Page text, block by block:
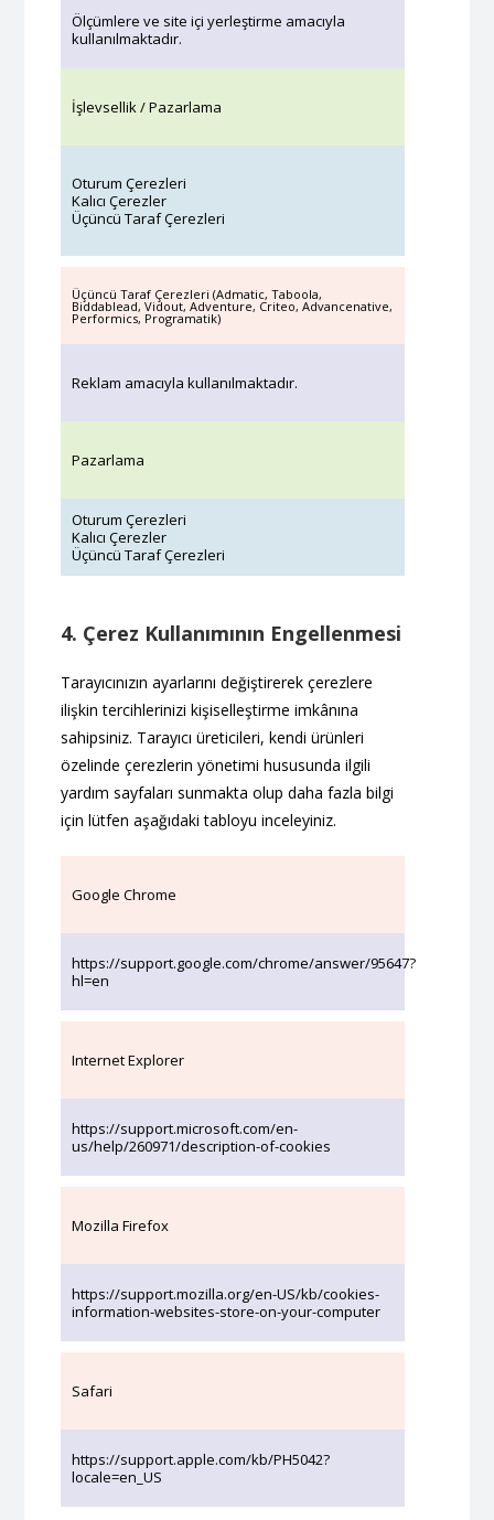
Ölçümlere ve site içi yerleştirme amacıyla
kullanılmaktadır.
İşlevsellik / Pazarlama
Oturum Çerezleri
Kalıcı Çerezler
Üçüncü Taraf Çerezleri
Üçüncü Taraf Çerezleri (Admatic, Taboola,
Biddablead, Vidout, Adventure, Criteo, Advancenative,
Performics, Programatik)
Reklam amacıyla kullanılmaktadır.
Pazarlama
Oturum Çerezleri
Kalıcı Çerezler
Üçüncü Taraf Çerezleri
4. Çerez Kullanımının Engellenmesi
Tarayıcınızın ayarlarını değiştirerek çerezlere
ilişkin tercihlerinizi kişiselleştirme imkânına
sahipsiniz. Tarayıcı üreticileri, kendi ürünleri
özelinde çerezlerin yönetimi hususunda ilgili
yardım sayfaları sunmakta olup daha fazla bilgi
için lütfen aşağıdaki tabloyu inceleyiniz.
Google Chrome
https://support.google.com/chrome/answer/95647?
hl=en
Internet Explorer
https://support.microsoft.com/en-
us/help/260971/description-of-cookies
Mozilla Firefox
https://support.mozilla.org/en-US/kb/cookies-
information-websites-store-on-your-computer
Safari
https://support.apple.com/kb/PH5042?
locale=en_US